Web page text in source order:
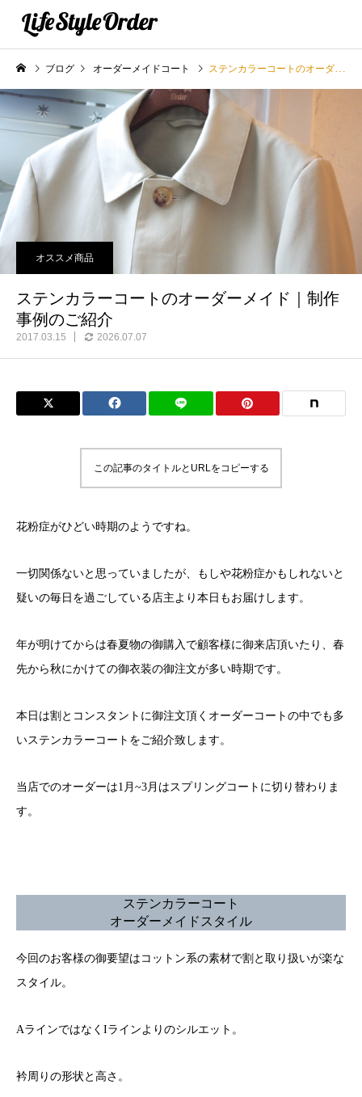
ブログ オーダーメイドコート ステンカラーコートのオーダーメイド｜制作事例のご紹介
オススメ商品
ステンカラーコートのオーダーメイド｜制作
事例のご紹介
2017.03.15 2026.07.07
この記事のタイトルとURLをコピーする
花粉症がひどい時期のようですね。
一切関係ないと思っていましたが、もしや花粉症かもしれないと
疑いの毎日を過ごしている店主より本日もお届けします。
年が明けてからは春夏物の御購入で顧客様に御来店頂いたり、春
先から秋にかけての御衣装の御注文が多い時期です。
本日は割とコンスタントに御注文頂くオーダーコートの中でも多
いステンカラーコートをご紹介致します。
当店でのオーダーは1月~3月はスプリングコートに切り替わりま
す。
ステンカラーコート
オーダーメイドスタイル
今回のお客様の御要望はコットン系の素材で割と取り扱いが楽な
スタイル。
AラインではなくIラインよりのシルエット。
衿周りの形状と高さ。